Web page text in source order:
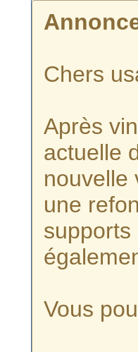
Chers
Après
actuelle
nouvelle
une
Vous